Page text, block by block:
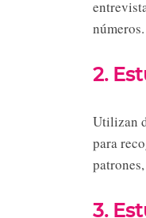
2.
Utilizan
para
3.